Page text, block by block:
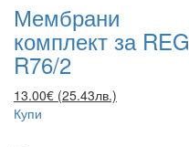
Мембрани
комплект за REG
R76/2
13.00€ (25.43лв.)
Купи